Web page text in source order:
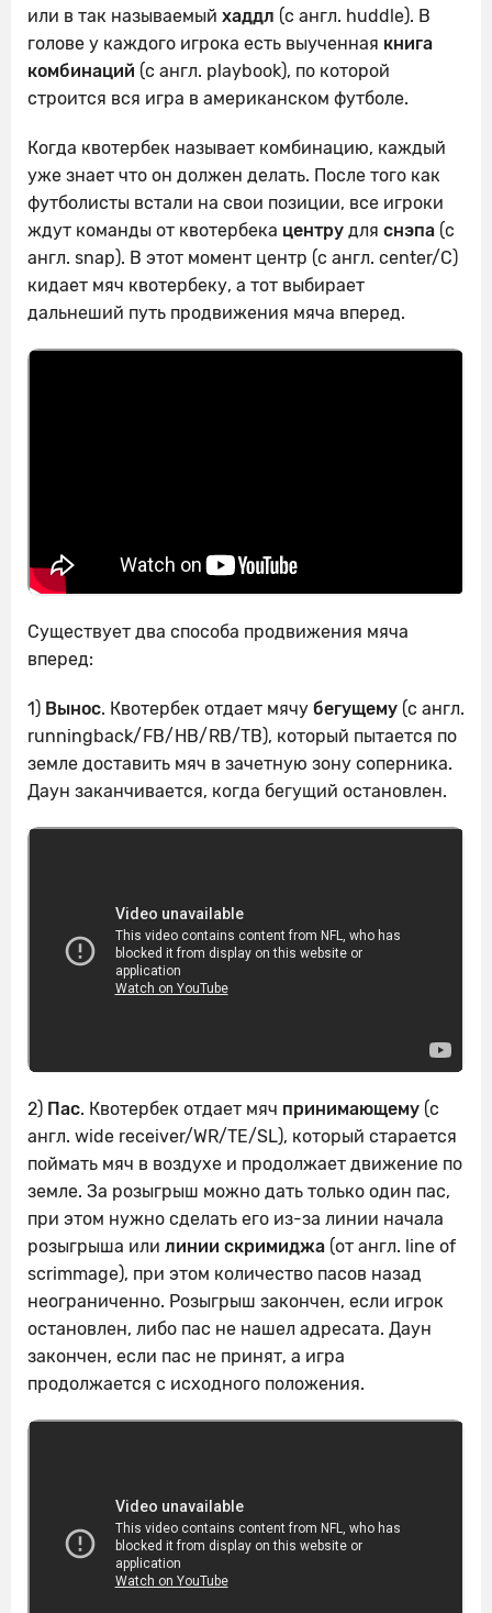
или в так называемый хаддл (с англ. huddle). В
голове у каждого игрока есть выученная книга
комбинаций (с англ. playbook), по которой
строится вся игра в американском футболе.
Когда квотербек называет комбинацию, каждый
уже знает что он должен делать. После того как
футболисты встали на свои позиции, все игроки
ждут команды от квотербека центру для снэпа (с
англ. snap). В этот момент центр (с англ. center/C)
кидает мяч квотербеку, а тот выбирает
дальнеший путь продвижения мяча вперед.
Существует два способа продвижения мяча
вперед:
1) Вынос. Квотербек отдает мячу бегущему (с англ.
runningback/FB/HB/RB/TB), который пытается по
земле доставить мяч в зачетную зону соперника.
Даун заканчивается, когда бегущий остановлен.
2) Пас. Квотербек отдает мяч принимающему (с
англ. wide receiver/WR/TE/SL), который старается
поймать мяч в воздухе и продолжает движение по
земле. За розыгрыш можно дать только один пас,
при этом нужно сделать его из-за линии начала
розыгрыша или линии скримиджа (от англ. line of
scrimmage), при этом количество пасов назад
неограниченно. Розыгрыш закончен, если игрок
остановлен, либо пас не нашел адресата. Даун
закончен, если пас не принят, а игра
продолжается с исходного положения.